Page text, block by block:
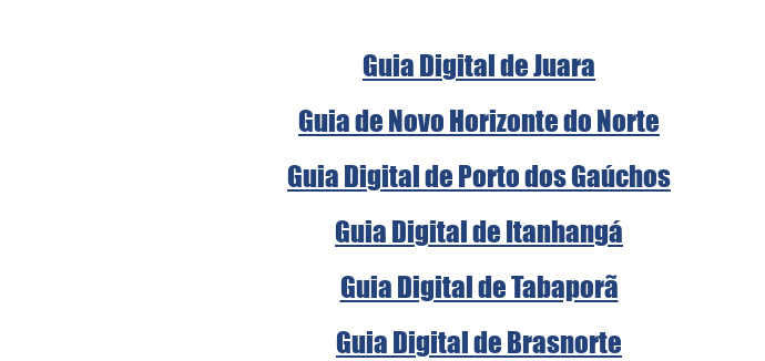
Guia Digital de Juara
Guia de Novo Horizonte do Norte
Guia Digital de Porto dos Gaúchos
Guia Digital de Itanhangá
Guia Digital de Tabaporã
Guia Digital de Brasnorte